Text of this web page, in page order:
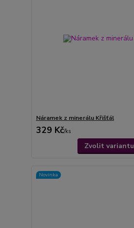
Náramek z minerálu Křišťál
329 Kč/ks
Zvolit variantu
Novinka